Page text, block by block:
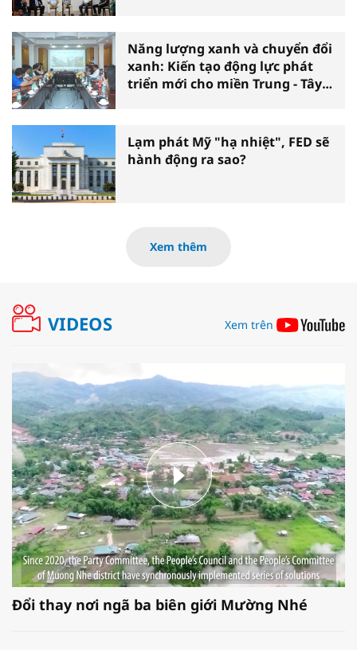
Năng lượng xanh và chuyển đổi
xanh: Kiến tạo động lực phát
triển mới cho miền Trung - Tây
Lạm phát Mỹ "hạ nhiệt", FED sẽ
hành động ra sao?
Xem thêm
VIDEOS Xem trên
Đổi thay nơi ngã ba biên giới Mường Nhé